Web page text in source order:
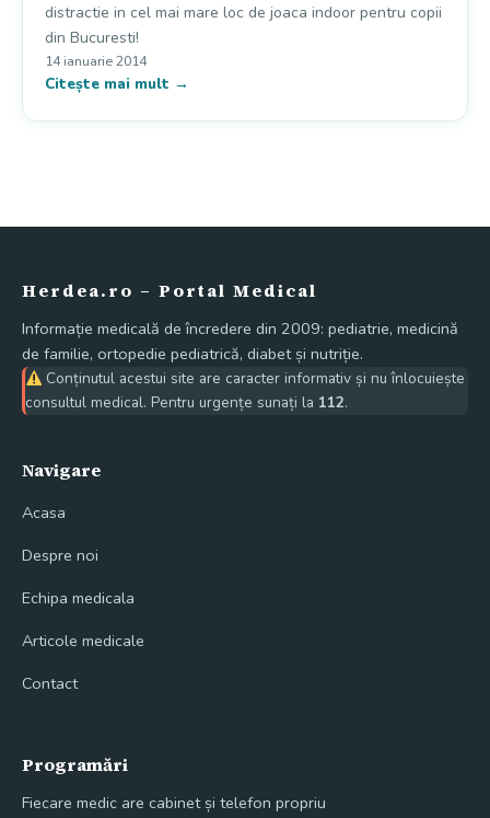
distractie in cel mai mare loc de joaca indoor pentru copii
din Bucuresti!
14 ianuarie 2014
Citește mai mult →
Herdea.ro – Portal Medical
Informație medicală de încredere din 2009: pediatrie, medicină
de familie, ortopedie pediatrică, diabet și nutriție.
Conținutul acestui site are caracter informativ și nu înlocuiește
consultul medical. Pentru urgențe sunați la 112.
Navigare
Acasa
Despre noi
Echipa medicala
Articole medicale
Contact
Programări
Fiecare medic are cabinet și telefon propriu